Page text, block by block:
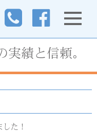
実績と信頼。
た！